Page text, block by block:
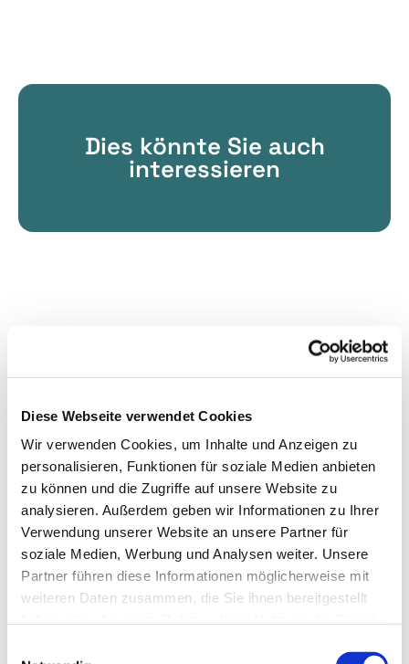
Diese Webseite verwendet Cookies
Wir verwenden Cookies, um Inhalte und Anzeigen zu
personalisieren, Funktionen für soziale Medien anbieten
zu können und die Zugriffe auf unsere Website zu
analysieren. Außerdem geben wir Informationen zu Ihrer
Verwendung unserer Website an unsere Partner für
soziale Medien, Werbung und Analysen weiter. Unsere
Partner führen diese Informationen möglicherweise mit
weiteren Daten zusammen, die Sie ihnen bereitgestellt
Dies könnte Sie auch
interessieren